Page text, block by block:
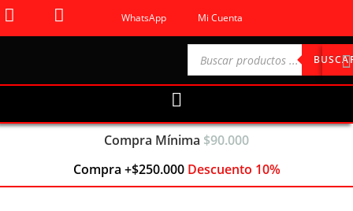
WhatsApp Mi Cuenta
Compra Mínima $90.000
Compra +$250.000 Descuento 10%